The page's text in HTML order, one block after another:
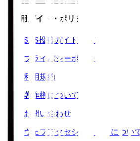
ご利用ガイド・ポリシー
SNS投稿ガイドライン
プライバシーポリシー
利用規約
著作権について
お問い合わせ
ウェブアクセシビリティについて